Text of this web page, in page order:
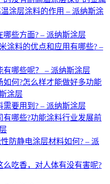
涂层涂料的作用 – 派纳斯涂
些方面? – 派纳斯涂层
涂料的优点和应用有哪些? –
有哪些呢？ – 派纳斯涂层
如何?怎么样才能做好多功能
涂层
要用到? – 派纳斯涂层
有哪些?功能涂料行业发展前
防静电涂层材料如何? – 派
么吃香，对人体有没有害呢?